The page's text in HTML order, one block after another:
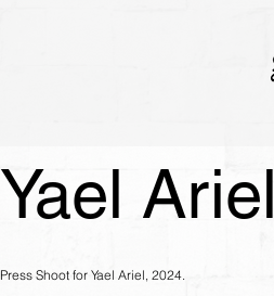
Yael Ariel
Press Shoot for Yael Ariel, 2024.